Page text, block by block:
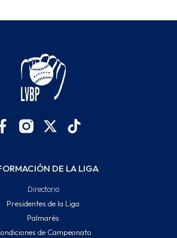
DE LA LIGA
Directorio
Presidentes de la Liga
Palmarés
de Campeonato